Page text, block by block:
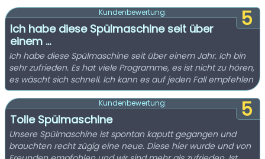
5
Kundenbewertung:
Ich habe diese Spülmaschine seit über
einem ...
Ich habe diese Spülmaschine seit über einem Jahr. Ich bin
sehr zufrieden. Es hat viele Programme, es ist nicht zu hören,
es wäscht sich schnell. Ich kann es auf jeden Fall empfehlen
5
Kundenbewertung:
Tolle Spülmaschine
Unsere Spülmaschine ist spontan kaputt gegangen und
brauchten recht zügig eine neue. Diese hier wurde und von